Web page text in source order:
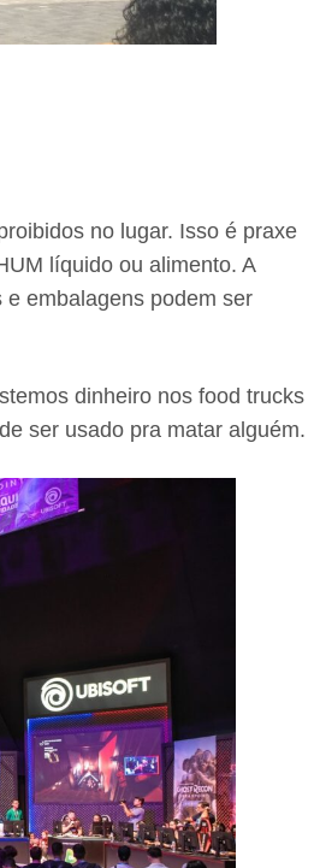
no lugar. Isso é praxe
líquido ou alimento. A
e embalagens podem ser
dinheiro nos food trucks
ser usado pra matar alguém.